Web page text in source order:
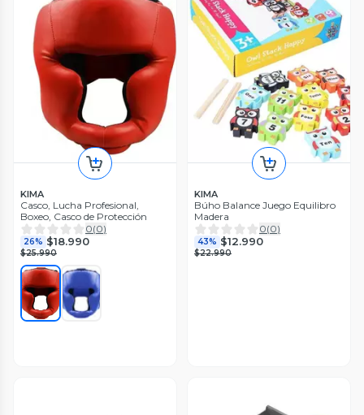
KIMA
Casco, Lucha Profesional,
Boxeo, Casco de Protección
0(0)
26% $18.990
$25.990
KIMA
Búho Balance Juego Equilibro
Madera
0(0)
43% $12.990
$22.990